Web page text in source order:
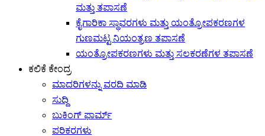
ಮತ್ತು ತಪಾಸಣೆ
ಕೈಗಾರಿಕಾ ಸ್ಥಾವರಗಳು ಮತ್ತು ಯಂತ್ರೋಪಕರಣಗಳ
ಗುಣಮಟ್ಟ ನಿಯಂತ್ರಣ ತಪಾಸಣೆ
ಯಂತ್ರೋಪಕರಣಗಳು ಮತ್ತು ಸಲಕರಣೆಗಳ ತಪಾಸಣೆ
ಕಲಿಕೆ ಕೇಂದ್ರ
ಮಾದರಿಗಳನ್ನು ವರದಿ ಮಾಡಿ
ಸುದ್ದಿ
ಬುಕಿಂಗ್ ಫಾರ್ಮ್
ಪರಿಕರಗಳು